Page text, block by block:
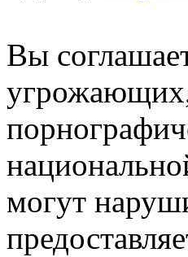
Вы
могут